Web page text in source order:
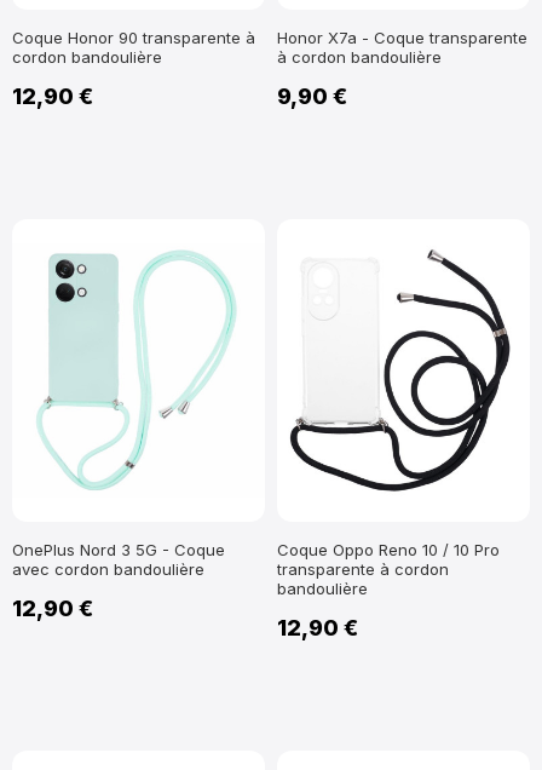
Coque Honor 90 transparente à
cordon bandoulière
12,90 €
Honor X7a - Coque transparente
à cordon bandoulière
9,90 €
OnePlus Nord 3 5G - Coque
avec cordon bandoulière
12,90 €
Coque Oppo Reno 10 / 10 Pro
transparente à cordon
bandoulière
12,90 €